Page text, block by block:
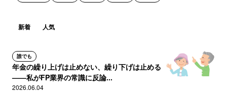
新着 人気
誰でも
年金の繰り上げは止めない、繰り下げは止める
——私がFP業界の常識に反論...
2026.06.04